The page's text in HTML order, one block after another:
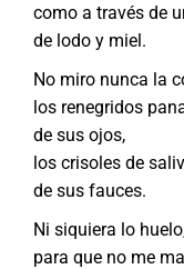
como a través de
de lodo y miel.
No miro nunca la
los renegridos
de sus ojos,
los crisoles de
de sus fauces.
Ni siquiera lo
para que no me